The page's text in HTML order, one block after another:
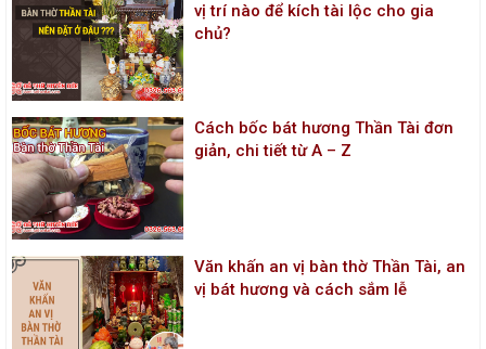
vị trí nào để kích tài lộc cho gia
chủ?
Cách bốc bát hương Thần Tài đơn
giản, chi tiết từ A – Z
Văn khấn an vị bàn thờ Thần Tài, an
vị bát hương và cách sắm lễ